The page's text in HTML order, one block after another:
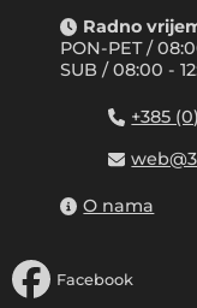
Radno
PON-PET /
SUB / 08:00 -
+385
O nama
Facebook